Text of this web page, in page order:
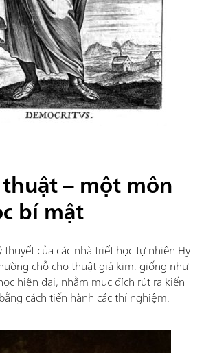
– một môn
bí mật
thuyết của các nhà triết học tự nhiên Hy
chỗ cho thuật giả kim, giống như
hiện đại, nhằm mục đích rút ra kiến
cách tiến hành các thí nghiệm.